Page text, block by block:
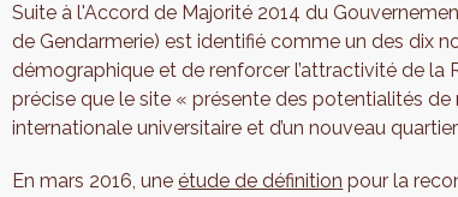
Suite à l'Accord de Majorité 2014 du
de Gendarmerie) est identifié comme un des dix
démographique et de renforcer l’attractivité de la
précise que le site « présente des potentialités
internationale universitaire et d’un nouveau
En mars 2016, uneétude de définition pour la